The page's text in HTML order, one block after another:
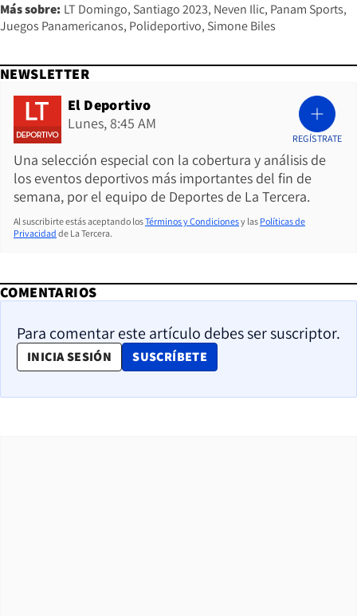
Más sobre: LT Domingo Santiago 2023 Neven Ilic Panam Sports
Juegos Panamericanos Polideportivo Simone Biles
NEWSLETTER
El Deportivo
Lunes, 8:45 AM
Una selección especial con la cobertura y análisis de
los eventos deportivos más importantes del fin de
semana, por el equipo de Deportes de La Tercera.
REGÍSTRATE
Al suscribirte estás aceptando losTérminos y Condicionesy las Políticas de
Privacidad de La Tercera.
COMENTARIOS
Para comentar este artículo debes ser suscriptor.
INICIA SESIÓN SUSCRÍBETE
OPENS IN NEW WINDOW